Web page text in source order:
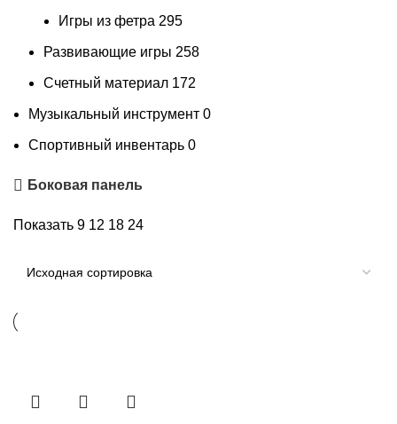
Игры из фетра 295
Развивающие игры 258
Счетный материал 172
Музыкальный инструмент 0
Спортивный инвентарь 0
Боковая панель
Показать 9 12 18 24